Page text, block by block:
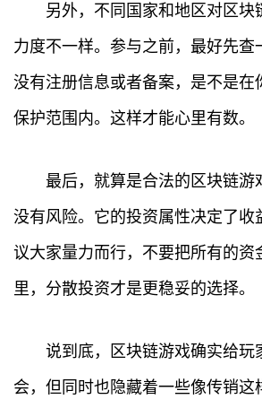
行
情
专
另外，不同国家和地区对区块
力度不一样。参与之前，最好先查
没有注册信息或者备案，是不是在
保护范围内。这样才能心里有数。
最后，就算是合法的区块链游
没有风险。它的投资属性决定了收
议大家量力而行，不要把所有的资
里，分散投资才是更稳妥的选择。
说到底，区块链游戏确实给玩
会，但同时也隐藏着一些像传销这